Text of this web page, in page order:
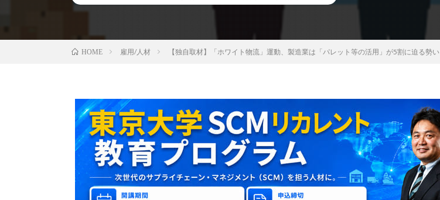
HOME 雇用/人材 【独自取材】「ホワイト物流」運動、製造業は「パレット等の活用」が5割に迫る勢い